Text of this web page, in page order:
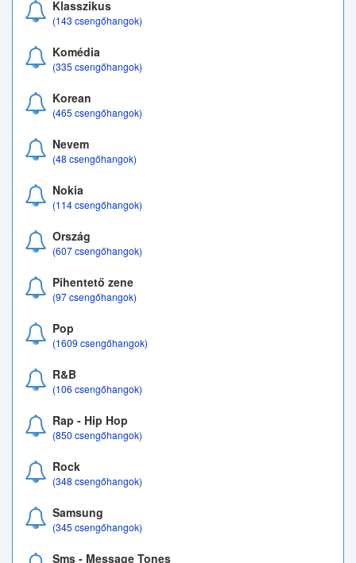
Klasszikus
(143 csengőhangok)
Komédia
(335 csengőhangok)
Korean
(465 csengőhangok)
Nevem
(48 csengőhangok)
Nokia
(114 csengőhangok)
Ország
(607 csengőhangok)
Pihentető zene
(97 csengőhangok)
Pop
(1609 csengőhangok)
R&B
(106 csengőhangok)
Rap - Hip Hop
(850 csengőhangok)
Rock
(348 csengőhangok)
Samsung
(345 csengőhangok)
Sms - Message Tones